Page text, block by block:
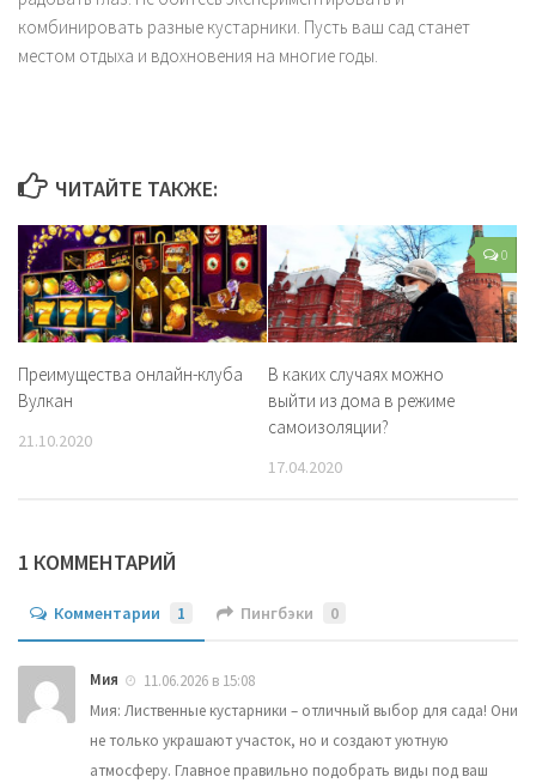
комбинировать разные кустарники. Пусть ваш сад станет
местом отдыха и вдохновения на многие годы.
ЧИТАЙТЕ ТАКЖЕ:
Преимущества онлайн-клуба
Вулкан
21.10.2020
0
В каких случаях можно
выйти из дома в режиме
самоизоляции?
17.04.2020
1 КОММЕНТАРИЙ
Комментарии 1 Пингбэки 0
Мия
11.06.2026 в 15:08
Мия: Лиственные кустарники – отличный выбор для сада! Они
не только украшают участок, но и создают уютную
атмосферу. Главное правильно подобрать виды под ваш